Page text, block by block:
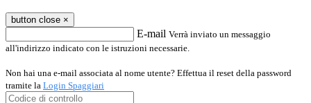
button close ×
E-mail Verrà inviato un messaggio
all'indirizzo indicato con le istruzioni necessarie.
Non hai una e-mail associata al nome utente? Effettua il reset della password
tramite la Login Spaggiari